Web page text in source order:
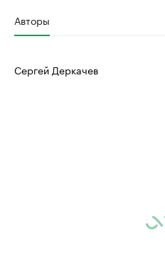
Авторы
Сергей Деркачев